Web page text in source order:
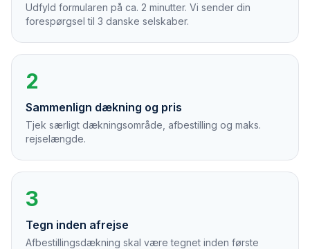
Udfyld formularen på ca. 2 minutter. Vi sender din
forespørgsel til 3 danske selskaber.
2
Sammenlign dækning og pris
Tjek særligt dækningsområde, afbestilling og maks.
rejselængde.
3
Tegn inden afrejse
Afbestillingsdækning skal være tegnet inden første